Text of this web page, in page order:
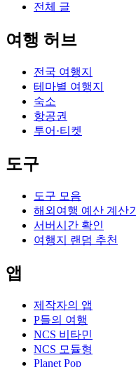
전체 글
여행 허브
전국 여행지
테마별 여행지
숙소
항공권
투어·티켓
도구
도구 모음
해외여행 예산 계산기
서버시간 확인
여행지 랜덤 추천
앱
제작자의 앱
P들의 여행
NCS 비타민
NCS 모듈형
Planet Pop